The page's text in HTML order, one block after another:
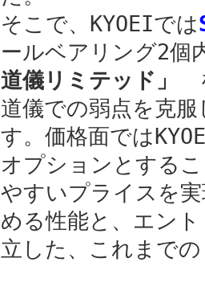
そこで、KYOEIでは
ールベアリング2
道儀リミテッド」
道儀での弱点を克
す。価格面では
オプションとする
やすいプライスを
める性能と、エン
立した、これまで